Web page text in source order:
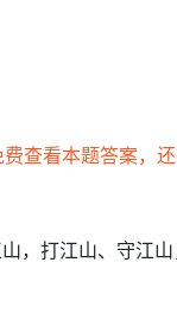
查看本题答案，
，打江山、守江山